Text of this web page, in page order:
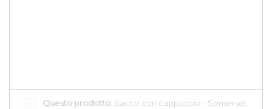
Questo prodotto: Sacco con cappuccio - Somerset